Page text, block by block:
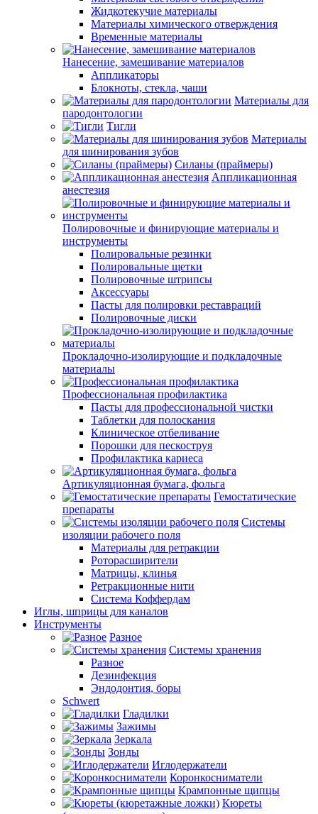
Жидкотекучие материалы
Материалы химического отверждения
Временные материалы
Нанесение, замешивание материалов
Аппликаторы
Блокноты, стекла, чаши
Материалы для
пародонтологии
Тигли
Материалы
для шинирования зубов
Силаны (праймеры)
Аппликационная
анестезия
Полировочные и финирующие материалы и
инструменты
Полировальные резинки
Полировальные щетки
Полировочные штрипсы
Аксессуары
Пасты для полировки реставраций
Полировочные диски
Прокладочно-изолирующие и подкладочные
материалы
Профессиональная профилактика
Пасты для профессиональной чистки
Таблетки для полоскания
Клиническое отбеливание
Порошки для пескоструя
Профилактика кариеса
Артикуляционная бумага, фольга
Гемостатические
препараты
Системы
изоляции рабочего поля
Материалы для ретракции
Роторасширители
Матрицы, клинья
Ретракционные нити
Система Коффердам
Иглы, шприцы для каналов
Инструменты
Разное
Системы хранения
Разное
Дезинфекция
Эндодонтия, боры
Schwert
Гладилки
Зажимы
Зеркала
Зонды
Иглодержатели
Коронкосниматели
Крампонные щипцы
Кюреты